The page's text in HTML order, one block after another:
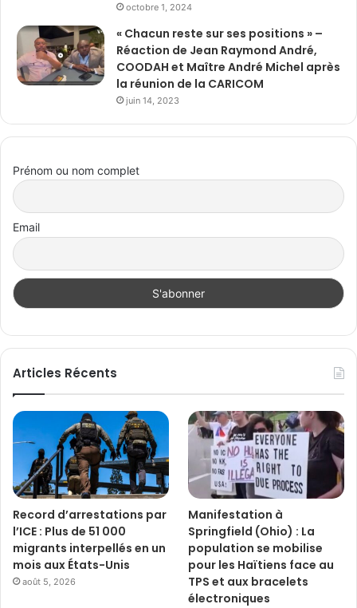
octobre 1, 2024
« Chacun reste sur ses positions » –
Réaction de Jean Raymond André,
COODAH et Maître André Michel après
la réunion de la CARICOM
juin 14, 2023
Prénom ou nom complet
Email
Articles Récents
Record d’arrestations par
l’ICE : Plus de 51 000
migrants interpellés en un
mois aux États-Unis
août 5, 2026
Manifestation à
Springfield (Ohio) : La
population se mobilise
pour les Haïtiens face au
TPS et aux bracelets
électroniques